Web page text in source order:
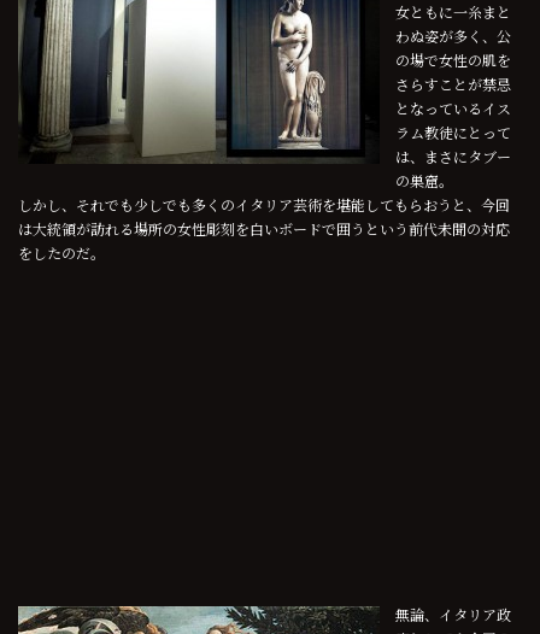
女ともに一糸まと
わぬ姿が多く、公
の場で女性の肌を
さらすことが禁忌
となっているイス
ラム教徒にとって
は、まさにタブー
の巣窟。
しかし、それでも少しでも多くのイタリア芸術を堪能してもらおうと、今回
は大統領が訪れる場所の女性彫刻を白いボードで囲うという前代未聞の対応
をしたのだ。
無論、イタリア政